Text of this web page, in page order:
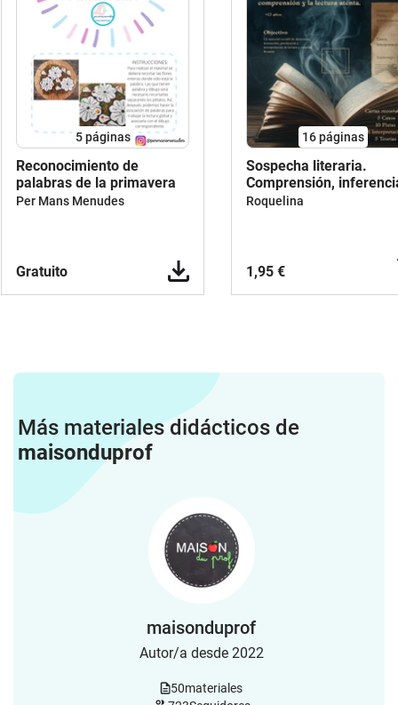
5páginas
Reconocimiento de
palabras de la primavera
Per Mans Menudes
Gratuito
16páginas
Sospecha literaria.
Comprensión,
escritura.
Roquelina
1,95 €
Más materiales didácticos de
maisonduprof
maisonduprof
Autor/a desde 2022
50materiales